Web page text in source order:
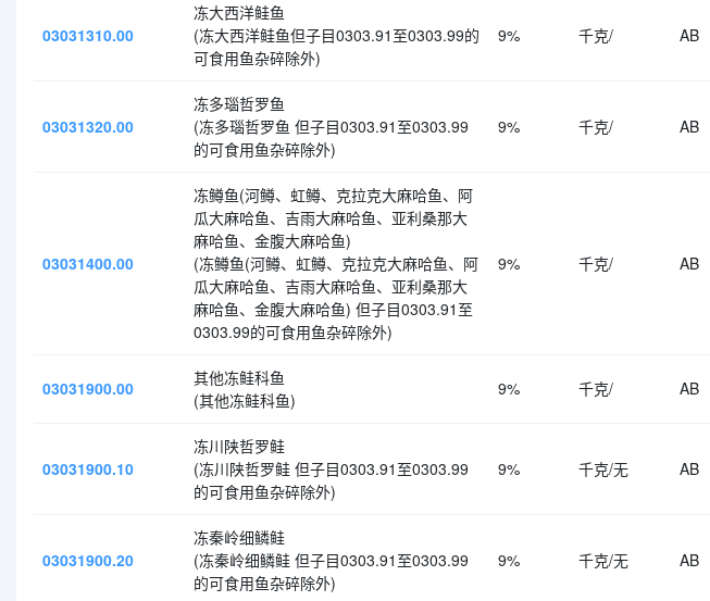
03031310.00
冻大西洋鲑鱼
(冻大西洋鲑鱼但子目0303.91至0303.99的
可食用鱼杂碎除外)
9% 千克/ AB
03031320.00
冻多瑙哲罗鱼
(冻多瑙哲罗鱼 但子目0303.91至0303.99
的可食用鱼杂碎除外)
9% 千克/ AB
03031400.00
冻鳟鱼(河鳟、虹鳟、克拉克大麻哈鱼、阿
瓜大麻哈鱼、吉雨大麻哈鱼、亚利桑那大
麻哈鱼、金腹大麻哈鱼)
(冻鳟鱼(河鳟、虹鳟、克拉克大麻哈鱼、阿
瓜大麻哈鱼、吉雨大麻哈鱼、亚利桑那大
麻哈鱼、金腹大麻哈鱼) 但子目0303.91至
0303.99的可食用鱼杂碎除外)
9% 千克/ AB
03031900.00
其他冻鲑科鱼
(其他冻鲑科鱼)
9% 千克/ AB
03031900.10
冻川陕哲罗鲑
(冻川陕哲罗鲑 但子目0303.91至0303.99
的可食用鱼杂碎除外)
9% 千克/无 AB
03031900.20
冻秦岭细鳞鲑
(冻秦岭细鳞鲑 但子目0303.91至0303.99
的可食用鱼杂碎除外)
9% 千克/无 AB